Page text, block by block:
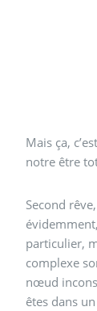
Mais ça,
notre être
Second
particulier,
complexe
nœud
êtes dans